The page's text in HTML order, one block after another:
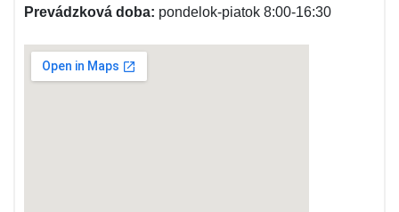
Prevádzková doba: pondelok-piatok 8:00-16:30